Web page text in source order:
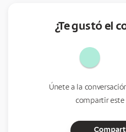
¿Te gustó el
Únete a la
compartir este